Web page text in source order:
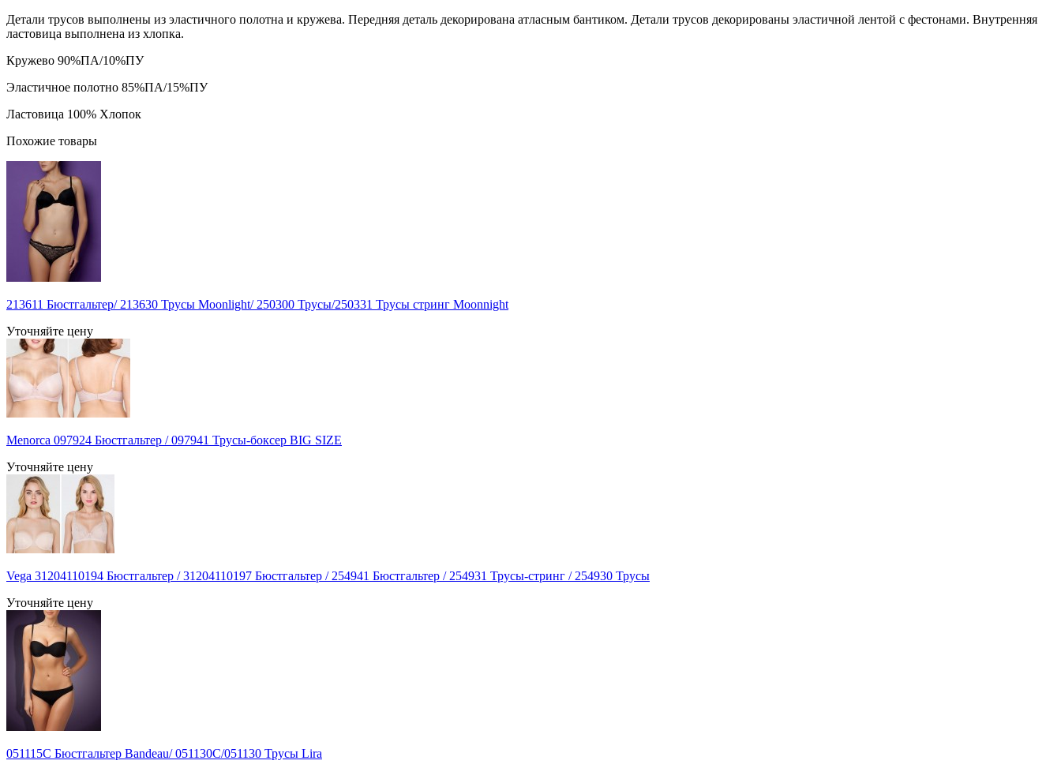
Детали трусов выполнены из эластичного полотна и кружева. Передняя деталь декорирована атласным бантиком. Детали трусов декорированы эластичной лентой с фестонами. Внутренняя
ластовица выполнена из хлопка.
Кружево 90%ПА/10%ПУ
Эластичное полотно 85%ПА/15%ПУ
Ластовица 100% Хлопок
Похожие товары
213611 Бюстгальтер/ 213630 Трусы Moonlight/ 250300 Трусы/250331 Трусы стринг Moonnight
Уточняйте цену
Menorca 097924 Бюстгальтер / 097941 Трусы-боксер BIG SIZE
Уточняйте цену
Vega 31204110194 Бюстгальтер / 31204110197 Бюстгальтер / 254941 Бюстгальтер / 254931 Трусы-стринг / 254930 Трусы
Уточняйте цену
051115С Бюстгальтер Bandeau/ 051130C/051130 Трусы Lira